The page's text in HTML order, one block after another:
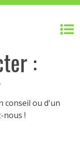
:
conseil ou d'un
nous !